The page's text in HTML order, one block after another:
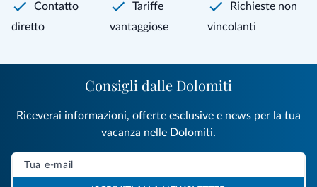
Contatto
diretto
Tariffe
vantaggiose
Richieste non
vincolanti
Consigli dalle Dolomiti
Riceverai informazioni, offerte esclusive e news per la tua
vacanza nelle Dolomiti.